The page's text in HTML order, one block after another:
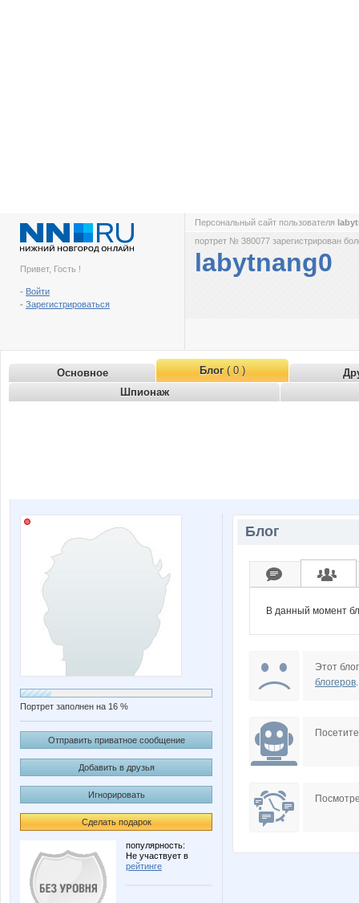
Привет, Гость !
- Войти
- Зарегистрироваться
Персональный сайт пользователя
портрет № 380077 зарегистрирован
labytnang0
Основное Блог( 0 )
Шпионаж
Портрет заполнен на 16 %
Отправить приватное сообщение
Добавить в друзья
Игнорировать
Сделать подарок
популярность:
Не участвует в
рейтинге
Блог
В данный момент
Этот
блогеров.